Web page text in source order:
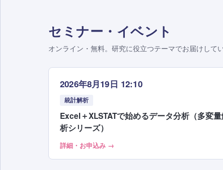
セミナー・イベント
オンライン・無料。研究に役立つテーマでお届けしてい
2026年8月19日 12:10
統計解析
Excel＋XLSTATで始めるデータ分析（多変
析シリーズ）
詳細・お申込み →